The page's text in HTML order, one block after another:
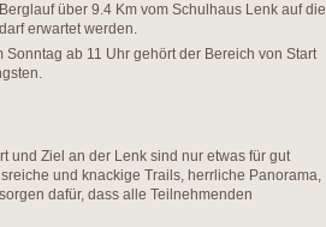
über 9.4 Km vom Schulhaus Lenk auf die
erwartet werden.
ab 11 Uhr gehört der Bereich von Start
und Ziel an der Lenk sind nur etwas für gut
und knackige Trails, herrliche Panorama,
dafür, dass alle Teilnehmenden